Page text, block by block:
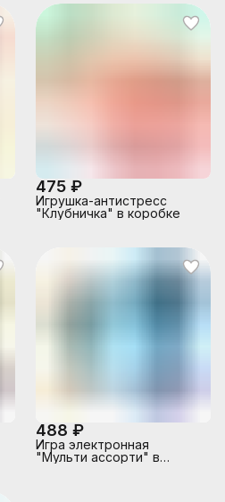
475 ₽
Игрушка-антистресс
"Клубничка" в коробке
488 ₽
Игра электронная
"Мульти ассорти" в